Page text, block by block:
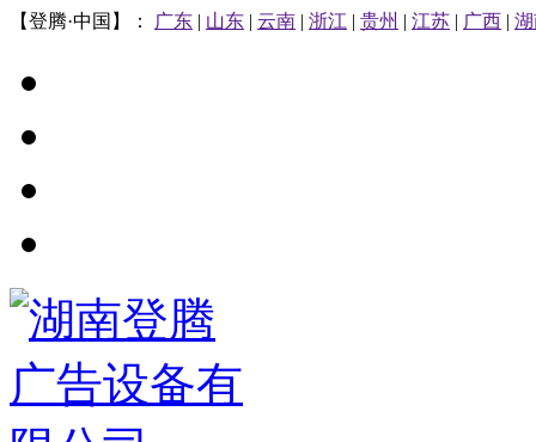
【登腾·中国】： 广东 | 山东 | 云南 | 浙江 | 贵州 | 江苏 | 广西 |